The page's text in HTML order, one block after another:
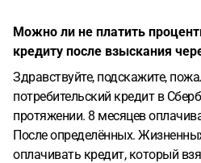
Можно ли не платить
кредиту после взыскания
Здравствуйте, подскажите,
потребительский кредит в
протяжении. 8 месяцев
После определённых.
оплачивать кредит, который